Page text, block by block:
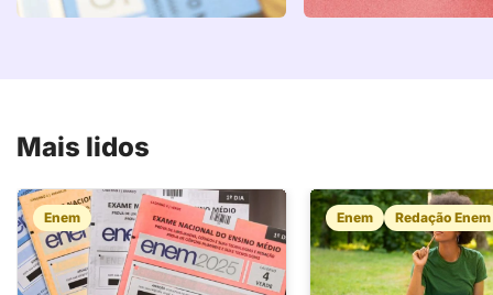
Mais lidos
Enem Enem Redação Enem